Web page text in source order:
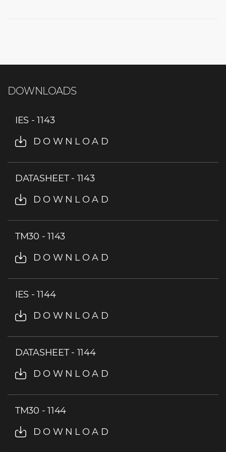
DOWNLOADS
IES - 1143
DOWNLOAD
DATASHEET - 1143
DOWNLOAD
TM30 - 1143
DOWNLOAD
IES - 1144
DOWNLOAD
DATASHEET - 1144
DOWNLOAD
TM30 - 1144
DOWNLOAD